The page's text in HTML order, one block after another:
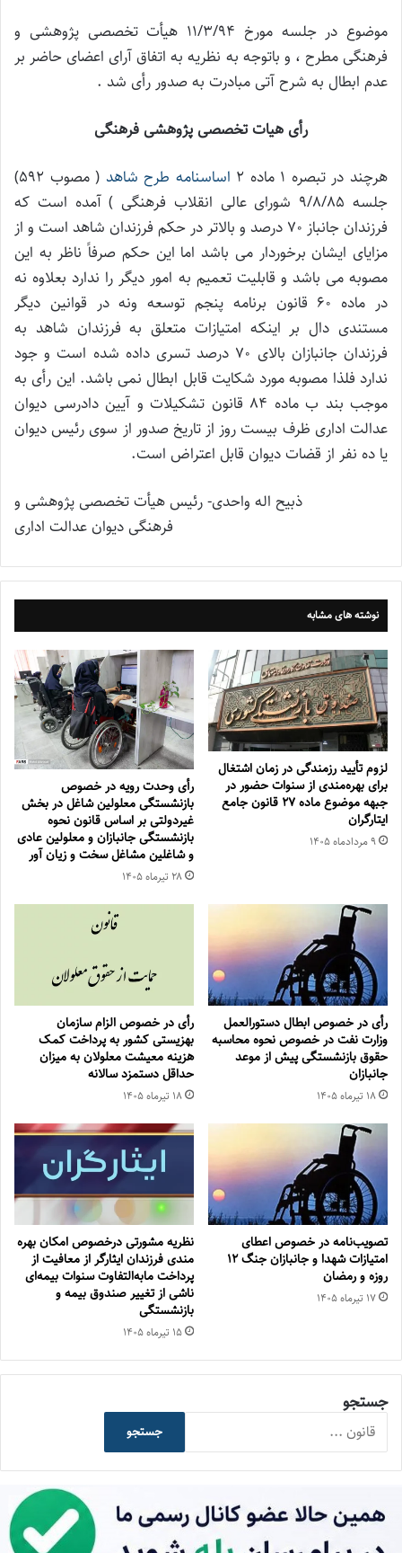
موضوع در جلسه مورخ 11/3/94 هیأت تخصصی پژوهشی و
فرهنگی مطرح ، و باتوجه به نظریه به اتفاق آرای اعضای حاضر بر
عدم ابطال به شرح آتی مبادرت به صدور رأی شد .
رأی هیات تخصصی پژوهشی فرهنگی
هرچند در تبصره 1 ماده 2 اساسنامه طرح شاهد
( مصوب 592)
جلسه 9/8/85 شورای عالی انقلاب فرهنگی ) آمده است که
فرزندان جانباز 70 درصد و بالاتر در حکم فرزندان شاهد است و از
مزایای ایشان برخوردار می باشد اما این حکم صرفاً ناظر به این
مصوبه می باشد و قابلیت تعمیم به امور دیگر را ندارد بعلاوه نه
در ماده 60 قانون برنامه پنجم توسعه ونه در قوانین دیگر
مستندی دال بر اینکه امتیازات متعلق به فرزندان شاهد به
فرزندان جانبازان بالای 70 درصد تسری داده شده است و جود
ندارد فلذا مصوبه مورد شکایت قابل ابطال نمی باشد. این رأی به
موجب بند ب ماده 84 قانون تشکیلات و آیین دادرسی دیوان
عدالت اداری ظرف بیست روز از تاریخ صدور از سوی رئیس دیوان
یا ده نفر از قضات دیوان قابل اعتراض است.
ذبیح اله واحدی- رئیس هیأت تخصصی پژوهشی و
فرهنگی دیوان عدالت اداری
نوشته های مشابه
لزوم تأیید رزمندگی در زمان اشتغال
برای بهره‌مندی از سنوات حضور در
جبهه موضوع ماده ۲۷ قانون جامع
ایتارگران
۹ مرداد‌ماه ۱۴۰۵
رأی وحدت رویه در خصوص
بازنشستگی معلولین شاغل در بخش
غیردولتی بر اساس قانون نحوه
بازنشستگی جانبازان و معلولین عادی
و شاغلین مشاغل سخت و زیان آور
۲۸ تیر‌ماه ۱۴۰۵
رأی در خصوص ابطال دستورالعمل
وزارت نفت در خصوص نحوه محاسبه
حقوق بازنشستگی پیش از موعد
جانبازان
۱۸ تیر‌ماه ۱۴۰۵
رأی در خصوص الزام سازمان
بهزیستی کشور به پرداخت کمک
هزینه معیشت معلولان به میزان
حداقل دستمزد سالانه
۱۸ تیر‌ماه ۱۴۰۵
تصویب‌نامه در خصوص اعطای
امتیازات شهدا و جانبازان جنگ 12
روزه و رمضان
۱۷ تیر‌ماه ۱۴۰۵
نظریه مشورتی درخصوص امکان بهره
مندی فرزندان ایثارگر از معافیت از
پرداخت مابه‌التفاوت سنوات بیمه‌ای
ناشی از تغییر صندوق بیمه‌ و
بازنشستگی
۱۵ تیر‌ماه ۱۴۰۵
جستجو
جستجو